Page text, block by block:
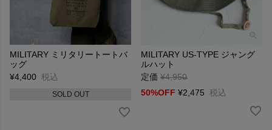
MILITARY ミリタリートートバ
ッグ
¥4,400 税込
SOLD OUT
MILITARY US-TYPE ジャング
ルハット
定価 ¥4,950
→
50%OFF ¥2,475 税込